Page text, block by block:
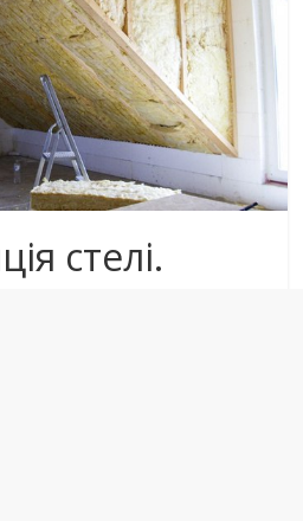
стелі.